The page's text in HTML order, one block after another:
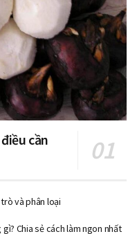
cần
và phân loại
Chia sẻ cách làm ngon nhất